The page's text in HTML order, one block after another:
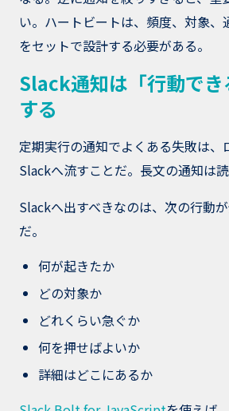
い。ハートビートは、頻度、対象
をセットで設計する必要がある。
Slack通知は「行動でき
する
定期実行の通知でよくある失敗は、
Slackへ流すことだ。長文の通知は読
Slackへ出すべきなのは、次の行動
だ。
何が起きたか
どの対象か
どれくらい急ぐか
何を押せばよいか
詳細はどこにあるか